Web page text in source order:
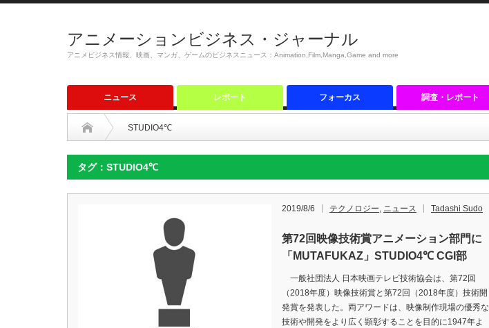
アニメーションビジネス・ジャーナル
アニメビジネス情報、映画、マンガ、ゲームのビジネスニュース：Animation,Film,Manga,Game and more
ニュース レポート フォーカス 調査・レポート
STUDIO4℃
タグ：STUDIO4℃
2019/8/6 テクノロジー, ニュース Tadashi Sudo
第72回映像技術賞アニメーション部門に
「MUTAFUKAZ」STUDIO4℃ CGI部
一般社団法人 日本映画テレビ技術協会は、第72回
（2018年度）映像技術賞と第72回（2018年度）技術開
発賞を発表した。両アワードは、映像制作現場の優秀な
技術や開発をより広く顕彰することを目的に1947年よ